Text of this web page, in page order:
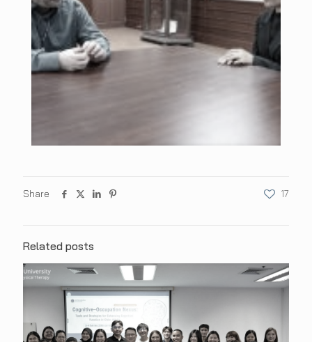
Share 17
Related posts